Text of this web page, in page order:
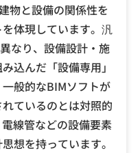
物と設備の関係性を
体現しています。汎
なり、設備設計・施
込んだ「設備専用」
般的なBIMソフトが
ているのとは対照的
線管などの設備要素
想を持っています。